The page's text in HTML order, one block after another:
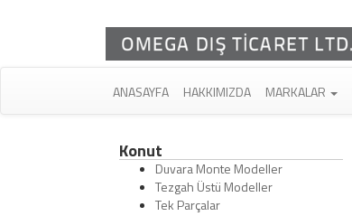
ANASAYFA HAKKIMIZDA MARKALAR
Konut
Duvara Monte Modeller
Tezgah Üstü Modeller
Tek Parçalar